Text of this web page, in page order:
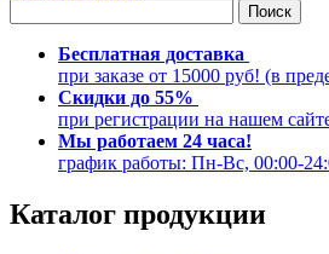
Бесплатная доставка
при заказе от 15000 руб! (в
Скидки до 55%
при регистрации на нашем
Мы работаем 24 часа!
график работы: Пн-Вс, 00:00-
Каталог продукции